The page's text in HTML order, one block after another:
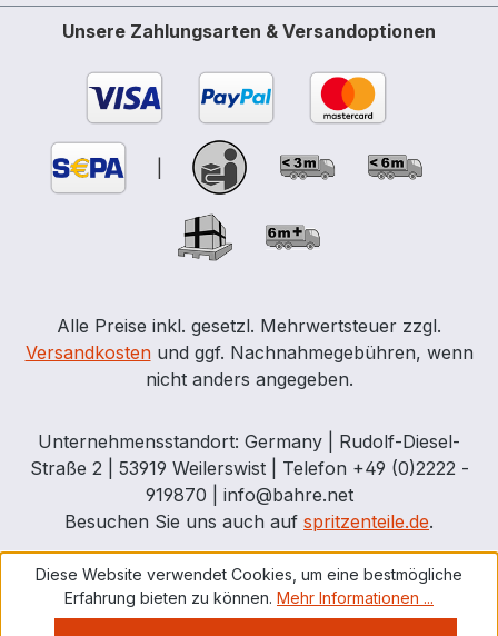
Unsere Zahlungsarten & Versandoptionen
Alle Preise inkl. gesetzl. Mehrwertsteuer zzgl.
Versandkostenund ggf. Nachnahmegebühren, wenn
nicht anders angegeben.
Unternehmensstandort: Germany | Rudolf-Diesel-
Straße 2 | 53919 Weilerswist | Telefon +49 (0)2222 -
919870 | info@bahre.net
Besuchen Sie uns auch auf spritzenteile.de.
Diese Website verwendet Cookies, um eine bestmögliche
Erfahrung bieten zu können. Mehr Informationen ...